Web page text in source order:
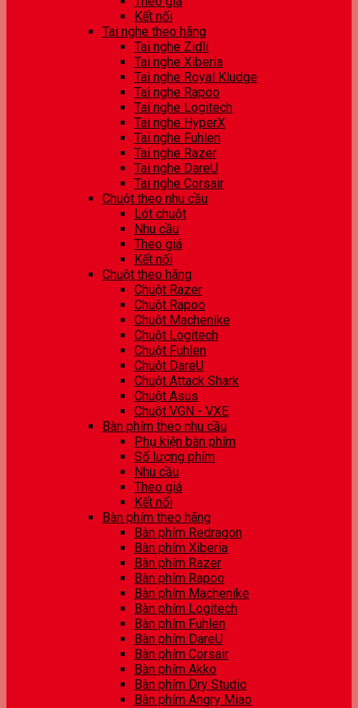
Kết nối
Tai nghe theo hãng
Tai nghe Zidli
Tai nghe Xiberia
Tai nghe Royal Kludge
Tai nghe Rapoo
Tai nghe Logitech
Tai nghe HyperX
Tai nghe Fuhlen
Tai nghe Razer
Tai nghe DareU
Tai nghe Corsair
Chuột theo nhu cầu
Lót chuột
Nhu cầu
Theo giá
Kết nối
Chuột theo hãng
Chuột Razer
Chuột Rapoo
Chuột Machenike
Chuột Logitech
Chuột Fuhlen
Chuột DareU
Chuột Attack Shark
Chuột Asus
Chuột VGN - VXE
Bàn phím theo nhu cầu
Phụ kiện bàn phím
Số lượng phím
Nhu cầu
Theo giá
Kết nối
Bàn phím theo hãng
Bàn phím Redragon
Bàn phím Xiberia
Bàn phím Razer
Bàn phím Rapoo
Bàn phím Machenike
Bàn phím Logitech
Bàn phím Fuhlen
Bàn phím DareU
Bàn phím Corsair
Bàn phím Akko
Bàn phím Dry Studio
Bàn phím Angry Miao